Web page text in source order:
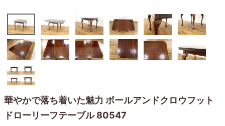
華やかで落ち着いた魅力 ボールアンドクロウフット
ドローリーフテーブル 80547